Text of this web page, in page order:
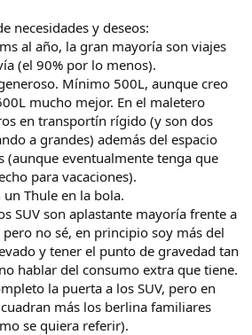
necesidades y deseos:
al año, la gran mayoría son viajes
(el 90% por lo menos).
Mínimo 500L, aunque creo
mucho mejor. En el maletero
en transportín rígido (y son dos
a grandes) además del espacio
(aunque eventualmente tenga que
para vacaciones).
Thule en la bola.
SUV son aplastante mayoría frente a
no sé, en principio soy más del
y tener el punto de gravedad tan
hablar del consumo extra que tiene.
la puerta a los SUV, pero en
más los berlina familiares
se quiera referir).